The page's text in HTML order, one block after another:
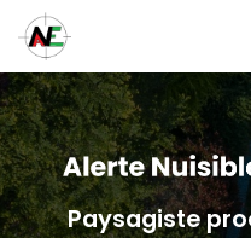
au
contenu
principal
Paysagiste